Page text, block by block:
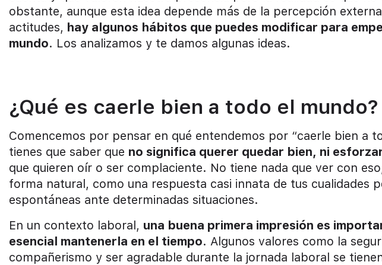
obstante, aunque esta idea depende más de la percepción
actitudes, hay algunos hábitos que puedes modificar para
mundo. Los analizamos y te damos algunas ideas.
¿Qué es caerle bien a todo el mundo?
Comencemos por pensar en qué entendemos por “caerle bien a
tienes que saber que no significa querer quedar bien, ni
que quieren oír o ser complaciente. No tiene nada que ver con
forma natural, como una respuesta casi innata de tus cualidades
espontáneas ante determinadas situaciones.
En un contexto laboral, una buena primera impresión es
esencial mantenerla en el tiempo. Algunos valores como la
compañerismo y ser agradable durante la jornada laboral se